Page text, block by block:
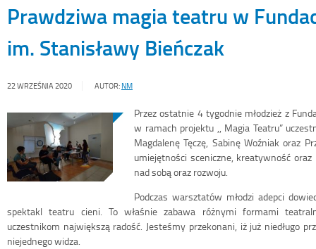
Prawdziwa magia teatru w
im. Stanisławy Bieńczak
22 WRZEŚNIA 2020 AUTOR: NM
Przez ostatnie 4 tygodnie młodzież z
w ramach projektu ,, Magia Teatru”
Magdalenę Tęczę, Sabinę Woźniak oraz
umiejętności sceniczne, kreatywność
nad sobą oraz rozwoju.
Podczas warsztatów młodzi adepci
spektakl teatru cieni. To właśnie zabawa różnymi formami
uczestnikom największą radość. Jesteśmy przekonani, iż już niedługo
niejednego widza.